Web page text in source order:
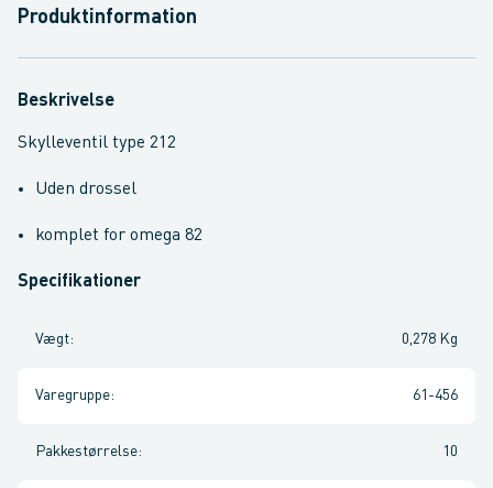
Produktinformation
Beskrivelse
Skylleventil type 212
Uden drossel
komplet for omega 82
Specifikationer
Vægt: 0,278 Kg
Varegruppe: 61-456
Pakkestørrelse: 10